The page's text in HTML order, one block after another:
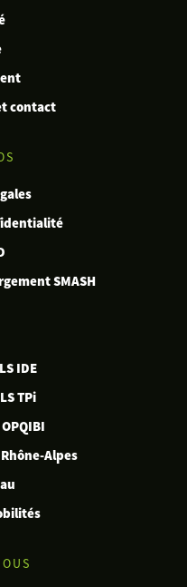
contact
SMASH
IDE
TPi
Alpes